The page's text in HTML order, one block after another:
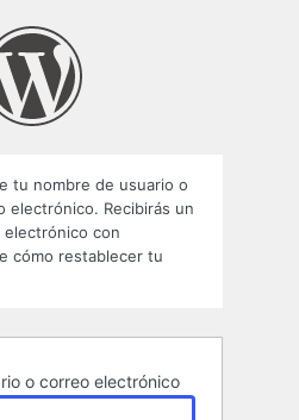
tu nombre de usuario o
electrónico. Recibirás un
electrónico con
cómo restablecer tu
o correo electrónico